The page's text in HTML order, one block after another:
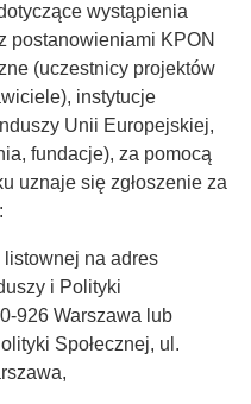
wystąpienia
postanowieniami KPON
(uczestnicy projektów
instytucje
Unii Europejskiej,
fundacje), za pomocą
uznaje się zgłoszenie za
listownej na adres
i Polityki
926 Warszawa lub
Społecznej, ul.